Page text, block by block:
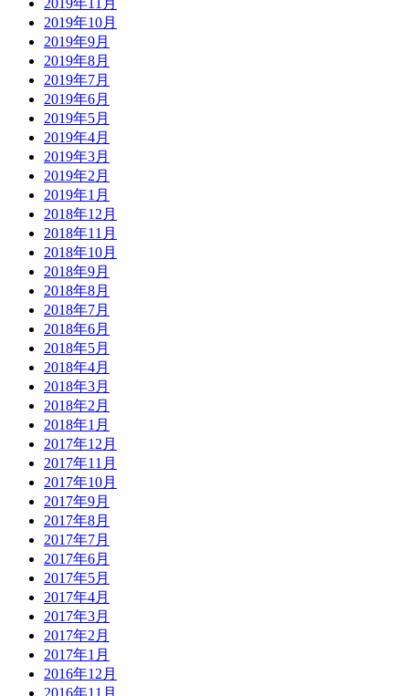
2019年11月
2019年10月
2019年9月
2019年8月
2019年7月
2019年6月
2019年5月
2019年4月
2019年3月
2019年2月
2019年1月
2018年12月
2018年11月
2018年10月
2018年9月
2018年8月
2018年7月
2018年6月
2018年5月
2018年4月
2018年3月
2018年2月
2018年1月
2017年12月
2017年11月
2017年10月
2017年9月
2017年8月
2017年7月
2017年6月
2017年5月
2017年4月
2017年3月
2017年2月
2017年1月
2016年12月
2016年11月